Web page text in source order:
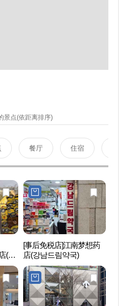
景点(依距离排序)
餐厅 住宿
(라
십
[事后免税店]江南梦想药
店(강남드림약국)